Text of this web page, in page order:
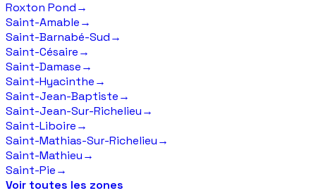
Roxton Pond→
Saint-Amable→
Saint-Barnabé-Sud→
Saint-Césaire→
Saint-Damase→
Saint-Hyacinthe→
Saint-Jean-Baptiste→
Saint-Jean-Sur-Richelieu→
Saint-Liboire→
Saint-Mathias-Sur-Richelieu→
Saint-Mathieu→
Saint-Pie→
Voir toutes les zones